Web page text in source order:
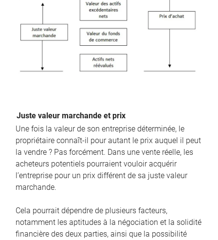
Juste valeur marchande et prix
Une fois la valeur de son entreprise déterminée, le
propriétaire connaît-il pour autant le prix auquel il peut
la vendre ? Pas forcément. Dans une vente réelle, les
acheteurs potentiels pourraient vouloir acquérir
l’entreprise pour un prix différent de sa juste valeur
marchande.
Cela pourrait dépendre de plusieurs facteurs,
notamment les aptitudes à la négociation et la solidité
financière des deux parties, ainsi que la possibilité